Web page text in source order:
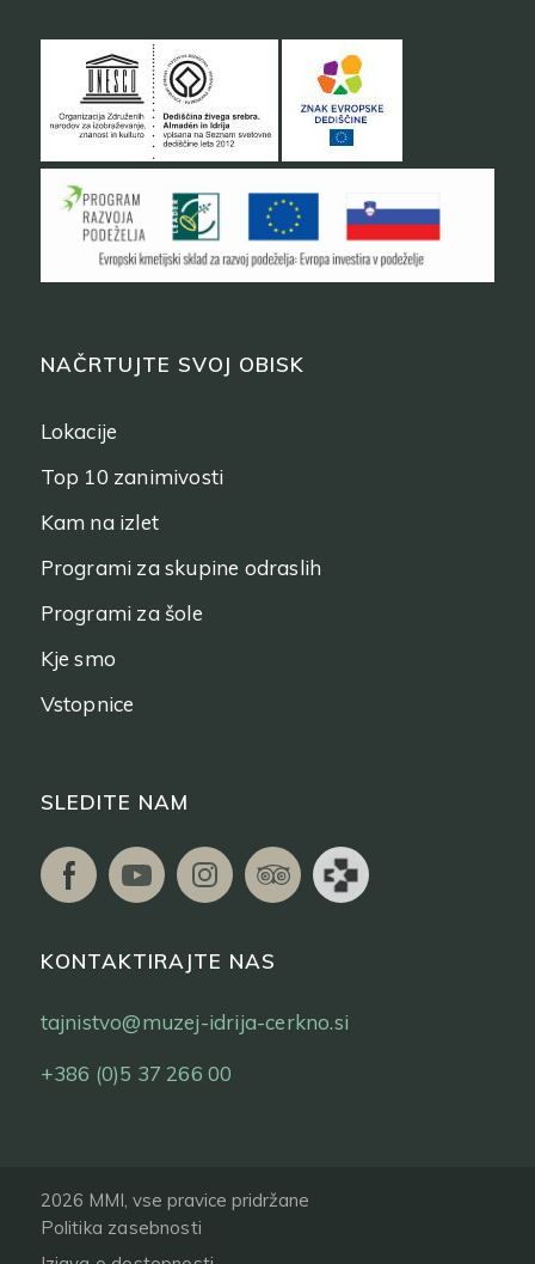
NAČRTUJTE SVOJ OBISK
Lokacije
Top 10 zanimivosti
Kam na izlet
Programi za skupine odraslih
Programi za šole
Kje smo
Vstopnice
SLEDITE NAM
KONTAKTIRAJTE NAS
tajnistvo@muzej-idrija-cerkno.si
+386 (0)5 37 266 00
2026 MMI, vse pravice pridržane
Politika zasebnosti